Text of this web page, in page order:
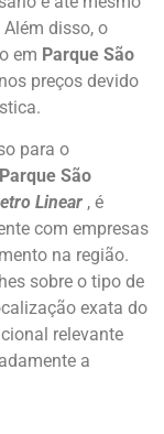
disso, o
em Parque São
preços devido
para o
Parque São
Linear , é
com empresas
na região.
sobre o tipo de
exata do
relevante
a